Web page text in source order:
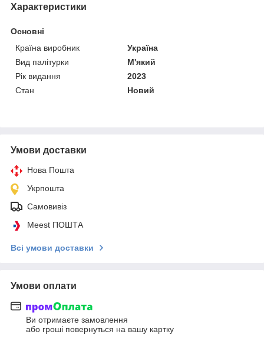
Характеристики
Основні
Країна виробник
Україна
Вид палітурки
М'який
Рік видання
2023
Стан
Новий
Умови доставки
Нова Пошта
Укрпошта
Самовивіз
Meest ПОШТА
Всі умови доставки
Умови оплати
Ви отримаєте замовлення
або гроші повернуться на вашу картку